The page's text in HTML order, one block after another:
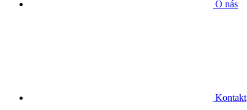
O nás
Kontakt